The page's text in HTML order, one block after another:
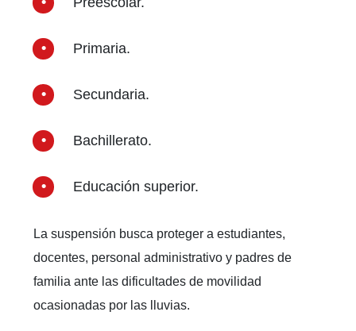
Primaria.
Secundaria.
Bachillerato.
Educación superior.
La suspensión busca proteger a estudiantes,
docentes, personal administrativo y padres de
familia ante las dificultades de movilidad
ocasionadas por las lluvias.